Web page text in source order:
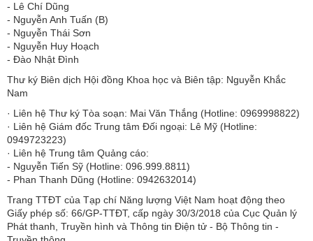
- Lê Chí Dũng
- Nguyễn Anh Tuấn (B)
- Nguyễn Thái Sơn
- Nguyễn Huy Hoạch
- Đào Nhật Đình
Thư ký Biên dịch Hội đồng Khoa học và Biên tập: Nguyễn Khắc
Nam
· Liên hệ Thư ký Tòa soạn: Mai Văn Thắng (Hotline: 0969998822)
· Liên hệ Giám đốc Trung tâm Đối ngoại: Lê Mỹ (Hotline:
0949723223)
· Liên hệ Trung tâm Quảng cáo:
- Nguyễn Tiến Sỹ (Hotline: 096.999.8811)
- Phan Thanh Dũng (Hotline: 0942632014)
Trang TTĐT của Tạp chí Năng lượng Việt Nam hoạt động theo
Giấy phép số: 66/GP-TTĐT, cấp ngày 30/3/2018 của Cục Quản lý
Phát thanh, Truyền hình và Thông tin Điện tử - Bộ Thông tin -